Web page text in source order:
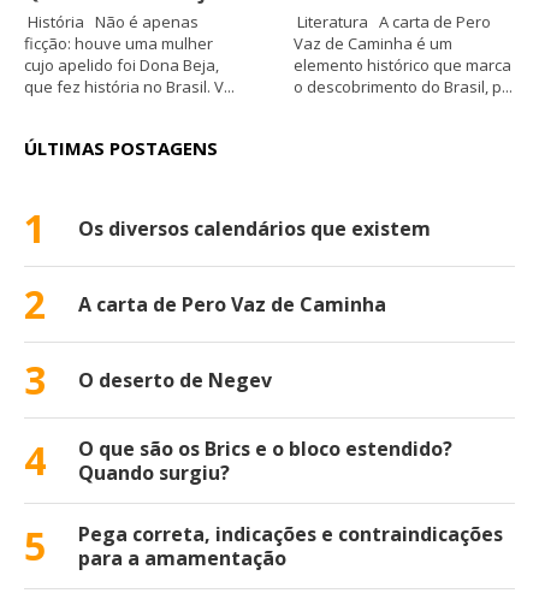
História Não é apenas
ficção: houve uma mulher
cujo apelido foi Dona Beja,
que fez história no Brasil. V...
Literatura A carta de Pero
Vaz de Caminha é um
elemento histórico que marca
o descobrimento do Brasil, p...
ÚLTIMAS POSTAGENS
1 Os diversos calendários que existem
2 A carta de Pero Vaz de Caminha
3 O deserto de Negev
4
O que são os Brics e o bloco estendido?
Quando surgiu?
5
Pega correta, indicações e contraindicações
para a amamentação